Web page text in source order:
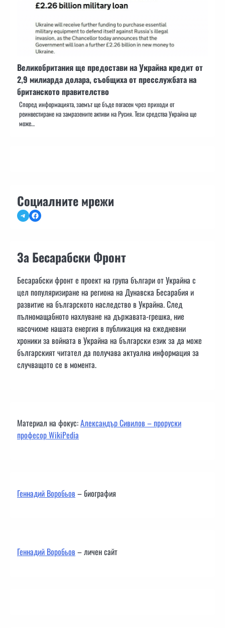
Великобритания ще предостави на Украйна кредит от
2,9 милиарда долара, съобщиха от пресслужбата на
британското правителство
Според информацията, заемът ще бъде погасен чрез приходи от
реинвестиране на замразените активи на Русия. Тези средства Украйна ще
може…
Социалните мрежи
TelegramFacebook
За Бесарабски Фронт
Бесарабски фронт е проект на група българи от Украйна с
цел популяризиране на региона на Дунавска Бесарабия и
развитие на българското наследство в Украйна. След
пълномащабното нахлуване на държавата-грешка, ние
насочихме нашата енергия в публикация на ежедневни
хроники за войната в Украйна на български език за да може
българският читател да получава актуална информация за
случващото се в момента.
Материал на фокус:Александър Сивилов – проруски
професор WikiPedia
Геннадий Воробьов– биография
Геннадий Воробьов– личен сайт